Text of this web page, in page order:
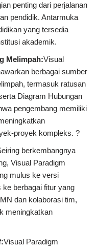
penting dari perjalanan
pendidik. Antarmuka
yang tersedia
akademik.
Melimpah:Visual
berbagai sumber
termasuk ratusan
Diagram Hubungan
pengembang memiliki
proyek kompleks. ?
berkembangnya
Visual Paradigm
mulus ke versi
berbagai fitur yang
dan kolaborasi tim,
meningkatkan
Visual Paradigm